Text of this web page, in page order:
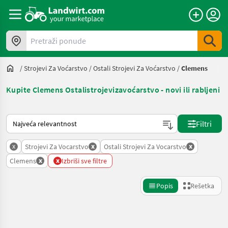
Pretraži ponude
/Strojevi Za Voćarstvo /Ostali Strojevi Za Voćarstvo /Clemens
Kupite Clemens Ostalistrojevizavoćarstvo - novi ili rabljeni
Tako se sortira na Landwirt.com
Filtri
x Strojevi Za Vocarstvo x Ostali Strojevi Za Vocarstvo x
Clemens x x Izbriši sve filtre
Popis Rešetka